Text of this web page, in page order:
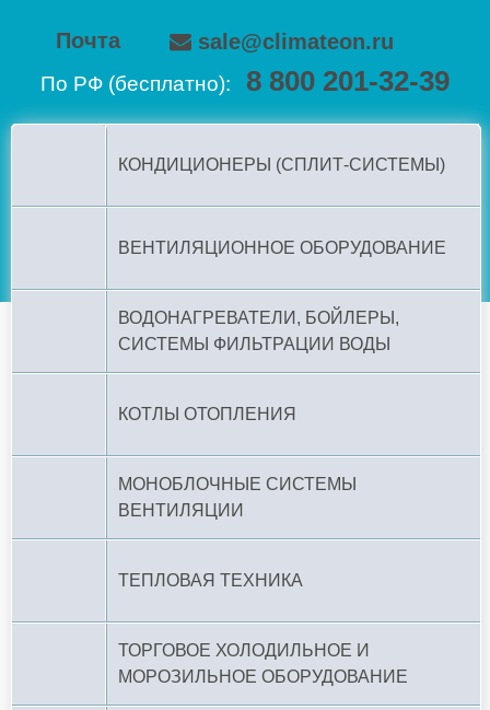
Почта sale@climateon.ru
По РФ (бесплатно): 8 800 201-32-39
КОНДИЦИОНЕРЫ (СПЛИТ-СИСТЕМЫ)
ВЕНТИЛЯЦИОННОЕ ОБОРУДОВАНИЕ
ВОДОНАГРЕВАТЕЛИ, БОЙЛЕРЫ,
СИСТЕМЫ ФИЛЬТРАЦИИ ВОДЫ
КОТЛЫ ОТОПЛЕНИЯ
МОНОБЛОЧНЫЕ СИСТЕМЫ
ВЕНТИЛЯЦИИ
ТЕПЛОВАЯ ТЕХНИКА
ТОРГОВОЕ ХОЛОДИЛЬНОЕ И
МОРОЗИЛЬНОЕ ОБОРУДОВАНИЕ